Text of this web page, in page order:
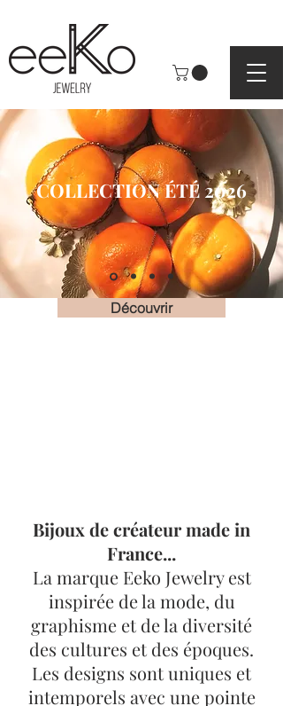
COLLECTION ÉTÉ 2026
Découvrir
Bijoux de créateur made in
France...
La marque Eeko Jewelry est
inspirée de la mode, du
graphisme et de la diversité
des cultures et des époques.
Les designs sont uniques et
intemporels avec une pointe